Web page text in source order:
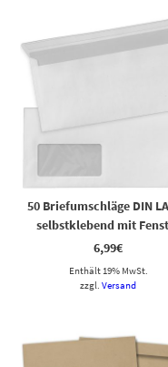
50 Briefumschläge DIN
selbstklebend mit
6,99€
Enthält 19% MwSt.
zzgl.Versand